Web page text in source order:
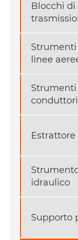
Blocchi
linee
conduttori
idraulico
Supporto